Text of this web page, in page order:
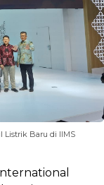
Listrik Baru di IIMS